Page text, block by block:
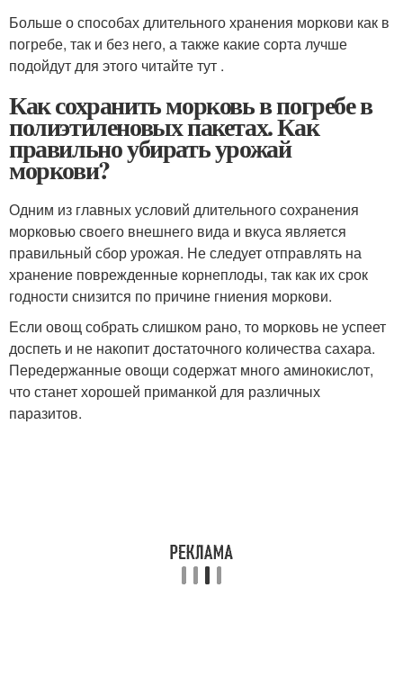
Больше о способах длительного хранения моркови как в
погребе, так и без него, а также какие сорта лучше
подойдут для этого читайте тут .
Как сохранить морковь в погребе в
полиэтиленовых пакетах. Как
правильно убирать урожай
моркови?
Одним из главных условий длительного сохранения
морковью своего внешнего вида и вкуса является
правильный сбор урожая. Не следует отправлять на
хранение поврежденные корнеплоды, так как их срок
годности снизится по причине гниения моркови.
Если овощ собрать слишком рано, то морковь не успеет
доспеть и не накопит достаточного количества сахара.
Передержанные овощи содержат много аминокислот,
что станет хорошей приманкой для различных
паразитов.